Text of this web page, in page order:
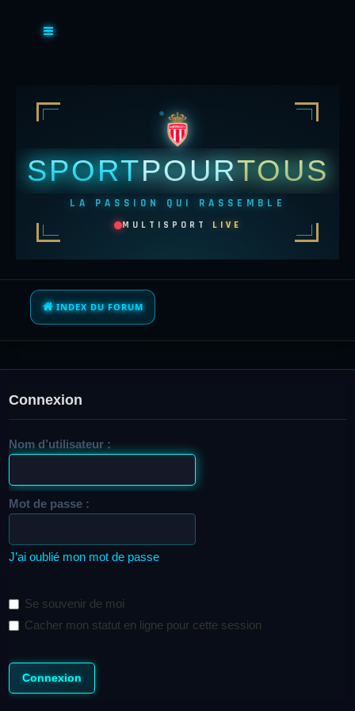
SPORTPOURTOUS
LA PASSION QUI RASSEMBLE
MULTISPORT LIVE
INDEX DU FORUM
Connexion
Nom d’utilisateur :
Mot de passe :
J’ai oublié mon mot de passe
Se souvenir de moi
Cacher mon statut en ligne pour cette session